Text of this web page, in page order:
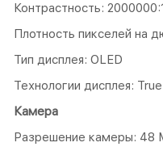
Контрастность:
Плотность пикселей на
Тип дисплея: OLED
Технологии дисплея:
Камера
Разрешение камеры: 48